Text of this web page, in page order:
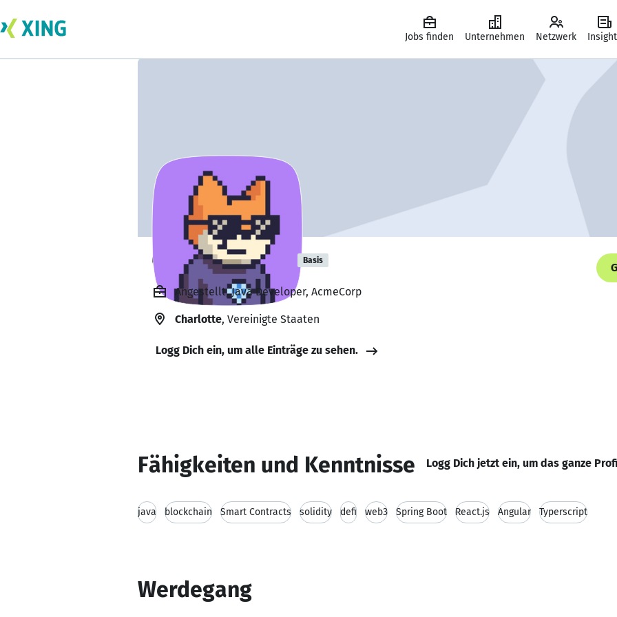
Jobs finden Unternehmen Netzwerk
Craig Thompson Basis
Angestellt, Java Developer, AcmeCorp
Charlotte, Vereinigte Staaten
Logg Dich ein, um alle Einträge zu sehen.
Fähigkeiten und Kenntnisse Logg Dich jetzt ein, um das ganze
java blockchain Smart Contracts solidity defi web3 Spring Boot React.js Angular Typerscript
Werdegang